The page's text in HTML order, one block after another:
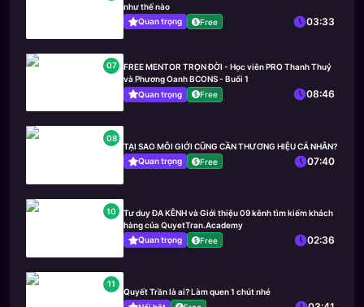
như thế nào
Quan trọng
Free 03:33
07
FREE MENTOR TRỌN ĐỜI - Học viên PRO Thanh Thuỷ
và Phương Oanh BCONS - Buổi 1
Quan trọng
Free 08:46
08
TẠI SAO MÔI GIỚI CŨNG CẦN THƯƠNG HIỆU CÁ NHÂN?
Quan trọng
Free 07:40
10
Tư duy ĐA KÊNH và Giới thiệu 09 kênh tìm kiếm khách
hàng của QuyetTran.Academy
Quan trọng
Free 02:36
11
Quyết Trần là ai? Làm quen 1 chút nhé